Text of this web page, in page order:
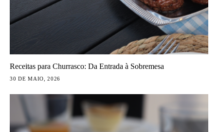
Receitas para Churrasco: Da Entrada à Sobremesa
30 DE MAIO, 2026